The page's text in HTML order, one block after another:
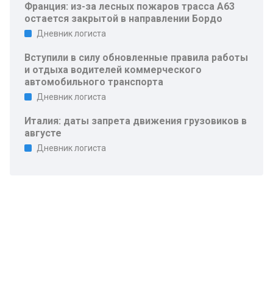
Франция: из-за лесных пожаров трасса A63
остается закрытой в направлении Бордо
Дневник логиста
Вступили в силу обновленные правила работы
и отдыха водителей коммерческого
автомобильного транспорта
Дневник логиста
Италия: даты запрета движения грузовиков в
августе
Дневник логиста